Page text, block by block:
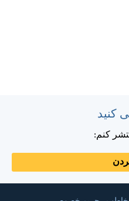
کنم: